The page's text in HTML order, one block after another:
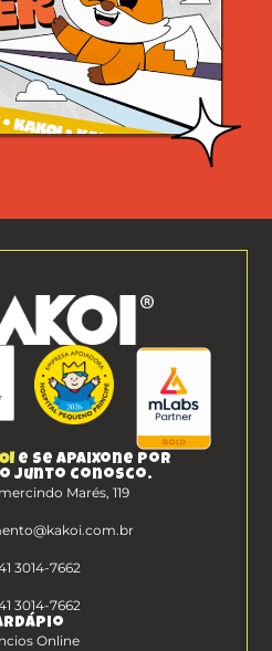
e se apaixone por
junto conosco.
Marés, 119
3014-7662
3014-7662
Online